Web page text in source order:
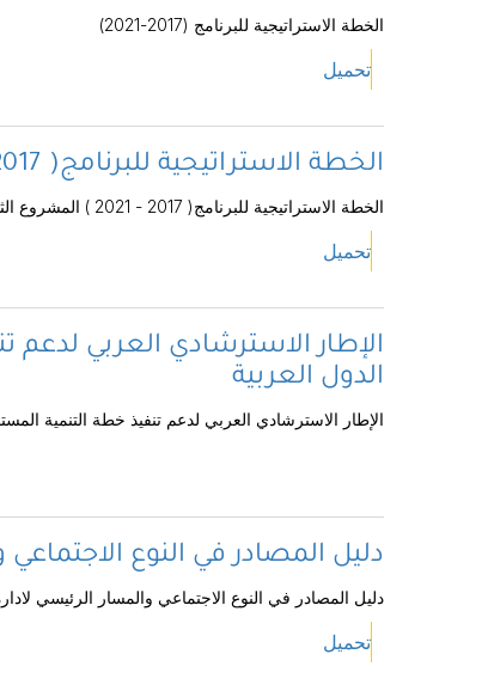
الخطة الاستراتيجية للبرنامج (2017-2021)
تحميل
الخطة الاستراتيجية للبرنامج( 2017 - 2021 ) المشروع الثاني
الخطة الاستراتيجية للبرنامج( 2017 - 2021 ) المشروع الثاني
تحميل
الدول العربية
الإطار الاسترشادي العربي لدعم تنفيذ خطة التنمية المستدامة 2030 : جامعة الدول
دليل المصادر في النوع الاجتماعي
دليل المصادر في النوع الاجتماعي والمسار الرئيسي
تحميل